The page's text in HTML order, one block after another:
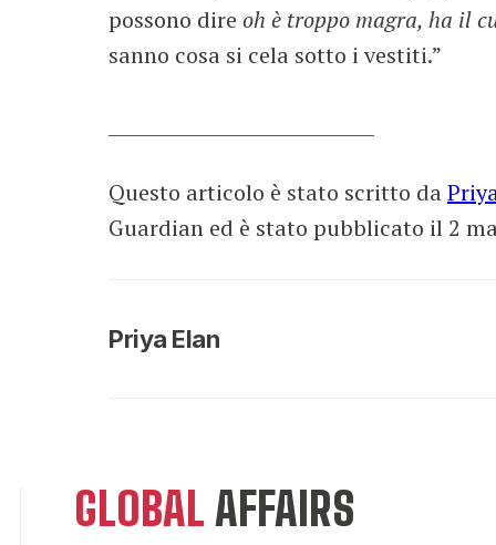
possono dire oh è troppo magra, ha il
sanno cosa si cela sotto i vestiti.”
Questo articolo è stato scritto da
Guardian ed è stato pubblicato il 2
Priya Elan
GLOBAL AFFAIRS